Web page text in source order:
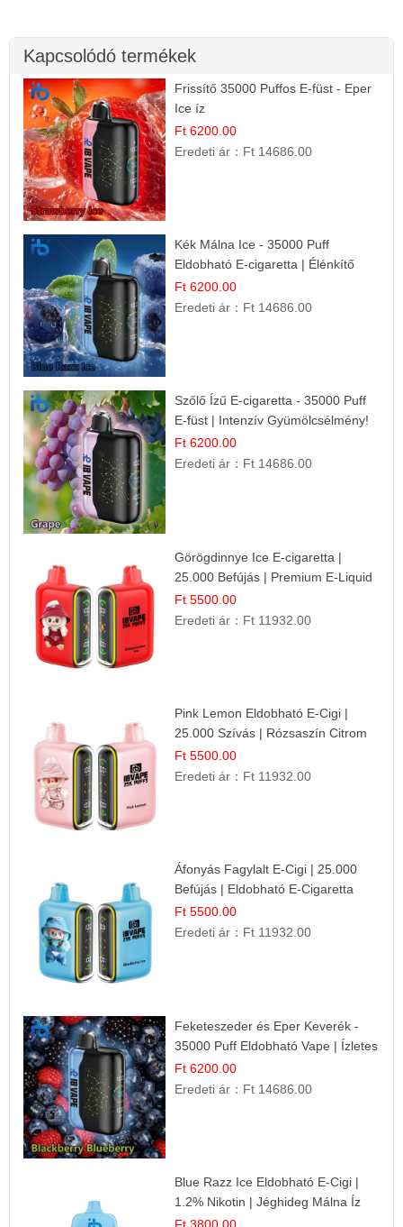
Kapcsolódó termékek
Frissítő 35000 Puffos E-füst - Eper
Ice íz
Ft 6200.00
Eredeti ár： Ft 14686.00
Kék Málna Ice - 35000 Puff
Eldobható E-cigaretta | Élénkítő
Gyümölcsös Frissesség!
Ft 6200.00
Eredeti ár： Ft 14686.00
Szőlő Ízű E-cigaretta - 35000 Puff
E-füst | Intenzív Gyümölcsélmény!
Ft 6200.00
Eredeti ár： Ft 14686.00
Görögdinnye Ice E-cigaretta |
25.000 Befújás | Premium E-Liquid
Ft 5500.00
Eredeti ár： Ft 11932.00
Pink Lemon Eldobható E-Cigi |
25.000 Szívás | Rózsaszín Citrom
Íz
Ft 5500.00
Eredeti ár： Ft 11932.00
Áfonyás Fagylalt E-Cigi | 25.000
Befújás | Eldobható E-Cigaretta
Ft 5500.00
Eredeti ár： Ft 11932.00
Feketeszeder és Eper Keverék -
35000 Puff Eldobható Vape | Ízletes
Gyümölcsökombináció!
Ft 6200.00
Eredeti ár： Ft 14686.00
Blue Razz Ice Eldobható E-Cigi |
1.2% Nikotin | Jéghideg Málna Íz